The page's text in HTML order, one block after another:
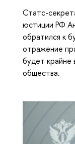
Статс-
юстиции РФ
обратился к
отражение
будет крайне
общества.